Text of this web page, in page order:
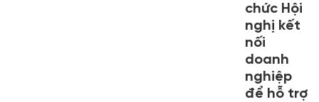
chức Hội
nghị kết
nối
doanh
nghiệp
để hỗ trợ